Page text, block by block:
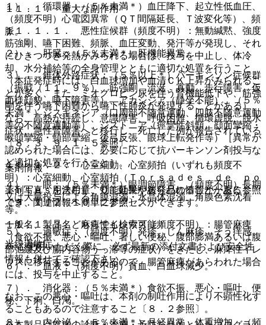
１）． 循環器：（５％未満＊）血圧降下、起立性低血圧、
（頻度不明）心電図異常（ＱＴ間隔延長、Ｔ波変化等）、頻
脈。
２）． 肝臓：（５％未満＊）肝機能異常。
３）． 錐体外路症状：（５％以上＊）パーキンソン症候群
（振戦（１１．９％）、筋強剛、流涎、寡動、歩行障害、仮
面様顔貌、嚥下障害等）、アカシジア（静坐不能）、（５％
未満＊）ジスキネジア（口周部不随意運動、四肢不随意運動
等の不随意運動等）、ジストニア（痙攣性斜頸、顔面攣縮・
喉頭攣縮・頸部攣縮、後弓反張、眼球上転発作等）［異常が
認められた場合には、必要に応じて抗パーキンソン剤投与な
ど適切な処置を行うこと］。
４）． 眼：（５％未満＊）眼調節障害、（頻度不明）長期
又は大量投与による角膜混濁・水晶体混濁、角膜色素沈着
等。
５）． 過敏症：（頻度不明）発疹、じん麻疹、そう痒感、
光線過敏症。
６）． 血液：（頻度不明）貧血、白血球減少。
７）． 消化器：（５％未満＊）食欲不振、悪心・嘔吐、便
秘、下痢、口渇。
８）． 内分泌：（５％未満＊）月経異常、体重増加、（頻
１１．１． 重大な副作用
１１．１．１． 悪性症候群（頻度不明）：無動緘黙、強度
筋強剛、嚥下困難、頻脈、血圧変動、発汗等が発現し、それ
にひきつづき発熱がみられる場合は、投与を中止し、体冷
却、水分補給等の全身管理とともに適切な処置を行うこと
（本症発症時には、白血球増加や血清ＣＫ上昇がみられるこ
とが多く、また、ミオグロビン尿を伴う腎機能低下や、筋強
剛を伴う嚥下困難から嚥下性肺炎が発現することがある）、
なお、高熱が持続し、意識障害、呼吸困難、循環虚脱、脱水
症状、急性腎障害へと移行し、死亡した例が報告されている
〔８．３、９．１．５参照〕。
１１．１．２． 心室細動、心室頻拍（いずれも頻度不
明）：心室細動、心室頻拍（Ｔｏｒｓａｄｅｓ ｄｅ ｐｏ
ｉｎｔｅｓを含む）、ＱＴ延長があらわれることがある
〔９．１．２、１０．２参照〕。
１１．１．３． 麻痺性イレウス（頻度不明）：腸管麻痺
（食欲不振、悪心・嘔吐、著しい便秘、腹部膨満あるいは腹
部弛緩及び腸内容物うっ滞等の症状）をきたし、麻痺性イレ
ウスに移行することがあるので、腸管麻痺があらわれた場合
には、投与を中止すること。
なお、この悪心・嘔吐は、本剤の制吐作用により不顕性化す
ることもあるので注意すること〔８．２参照〕。
薬剤情報
薬剤写真、用法用量、効能効果や後発品の情報が一度に参照
でき、関連情報へ簡単にアクセスができます。
一般名、製品名どちらでも検索可能！
※ ご使用いただく際に、必ず最新の添付文書および安全性
情報も併せてご確認下さい。